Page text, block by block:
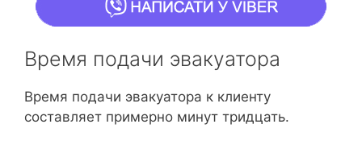
Время подачи эвакуатора
Время подачи эвакуатора к клиенту
составляет примерно минут тридцать.